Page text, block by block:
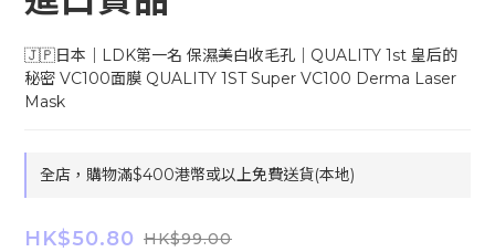
🇯🇵日本｜LDK第一名 保濕美白收毛孔｜QUALITY 1st 皇后的
秘密 VC100面膜 QUALITY 1ST Super VC100 Derma Laser
Mask
全店，購物滿$400港幣或以上免費送貨(本地)
HK$50.80 HK$99.00